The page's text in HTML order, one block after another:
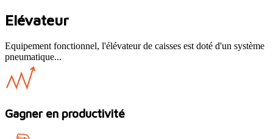
Elévateur
Equipement fonctionnel, l'élévateur de caisses est doté d'un système
pneumatique...
Gagner en productivité